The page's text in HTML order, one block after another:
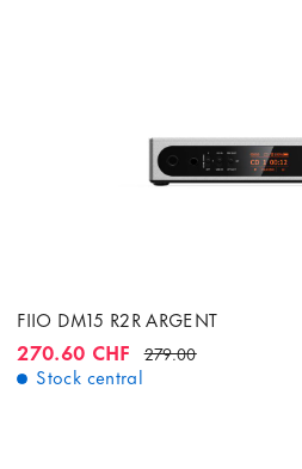
FIIO DM15 R2R ARGENT
270.60 CHF 279.00
Stock central